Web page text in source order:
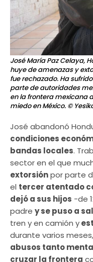
José María Paz Celaya,
huye de amenazas y
fue rechazado. Ha
parte de autoridades
en la frontera mexicana
miedo en México. ©
José abandonó
condiciones
bandas locales.
sector en el que
extorsiónpor parte
el tercer atentado
dejó a sus hijos -de
padre y se puso a
tren y en camión y
durante varios
abusos tanto
cruzar la frontera